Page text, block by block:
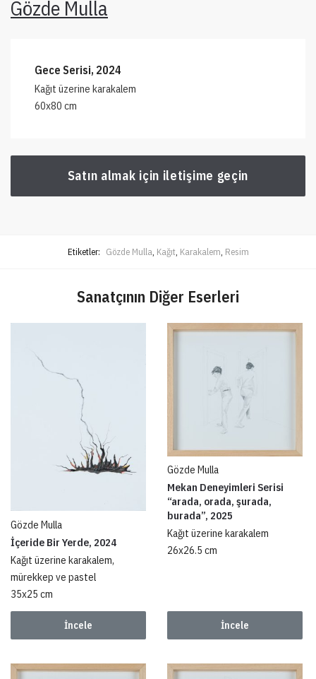
Gözde Mulla
Gece Serisi, 2024
Kağıt üzerine karakalem
60x80 cm
Satın almak için iletişime geçin
Etiketler: Gözde Mulla, Kağıt, Karakalem, Resim
Sanatçının Diğer Eserleri
Gözde Mulla
İçeride Bir Yerde, 2024
Kağıt üzerine karakalem,
mürekkep ve pastel
35x25 cm
İncele
Gözde Mulla
Mekan Deneyimleri Serisi
“arada, orada, şurada,
burada”, 2025
Kağıt üzerine karakalem
26x26.5 cm
İncele